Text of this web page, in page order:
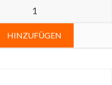
HINZUFÜGEN